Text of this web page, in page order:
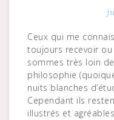
Ceux qui me connaissent savent que j’aime
toujours recevoir
sommes très loin
philosophie
nuits blanches
Cependant ils
illustrés et